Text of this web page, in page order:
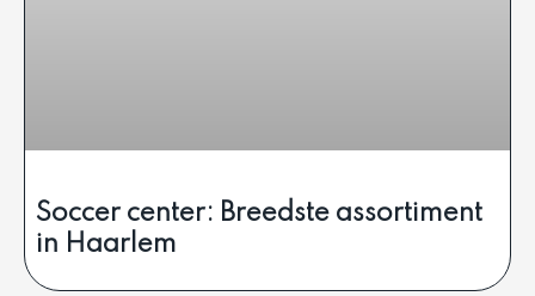
Soccer center: Breedste assortiment
in Haarlem